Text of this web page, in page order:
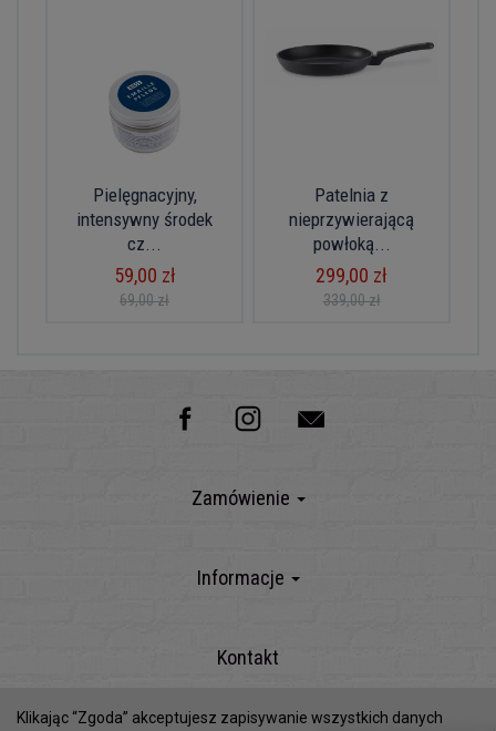
Pielęgnacyjny,
intensywny środek
cz...
59,00 zł
69,00 zł
Patelnia z
nieprzywierającą
powłoką...
299,00 zł
339,00 zł
Zamówienie
Informacje
Kontakt
Klikając “Zgoda” akceptujesz zapisywanie wszystkich danych